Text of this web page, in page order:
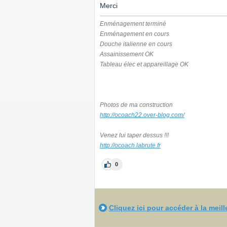
Merci
Enménagement terminé
Enménagement en cours
Douche italienne en cours
Assainissement OK
Tableau élec et appareillage OK
Photos de ma construction
http://ocoach22.over-blog.com/
Venez lui taper dessus !!!
http://ocoach.labrute.fr
0
Cliquez ici pour accéder à la